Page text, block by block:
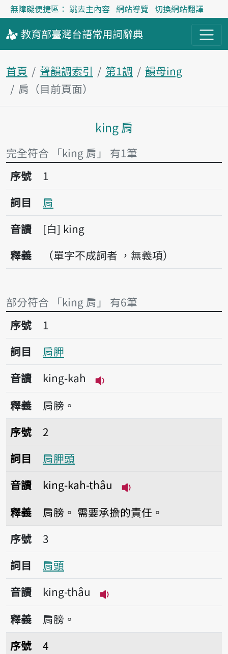
無障礙便捷區： 跳去主內容 網站導覽 切換網站翻譯
教育部臺灣台語常用詞辭典
首頁 聲韻調索引 第1調
韻母ing
肩（目前頁面）
主內容區塊
king 肩
完全符合 「king 肩」 有1筆
序號1肩
序號
1
詞目
肩
音讀
白 king
釋義
（單字不成詞者 ，無義項）
部分符合 「king 肩」 有6筆
序號1肩胛
序號
1
詞目
肩胛
音讀
king-kah
播放音讀king-kah
釋義
肩膀。
序號2肩胛頭
序號
2
詞目
肩胛頭
音讀
king-kah-thâu
釋義 肩膀。 需要承擔的責任。
序號3肩頭
序號
3
詞目
肩頭
音讀
king-thâu
播放音讀king-thâu
釋義
肩膀。
序號4三角六肩
序號
4